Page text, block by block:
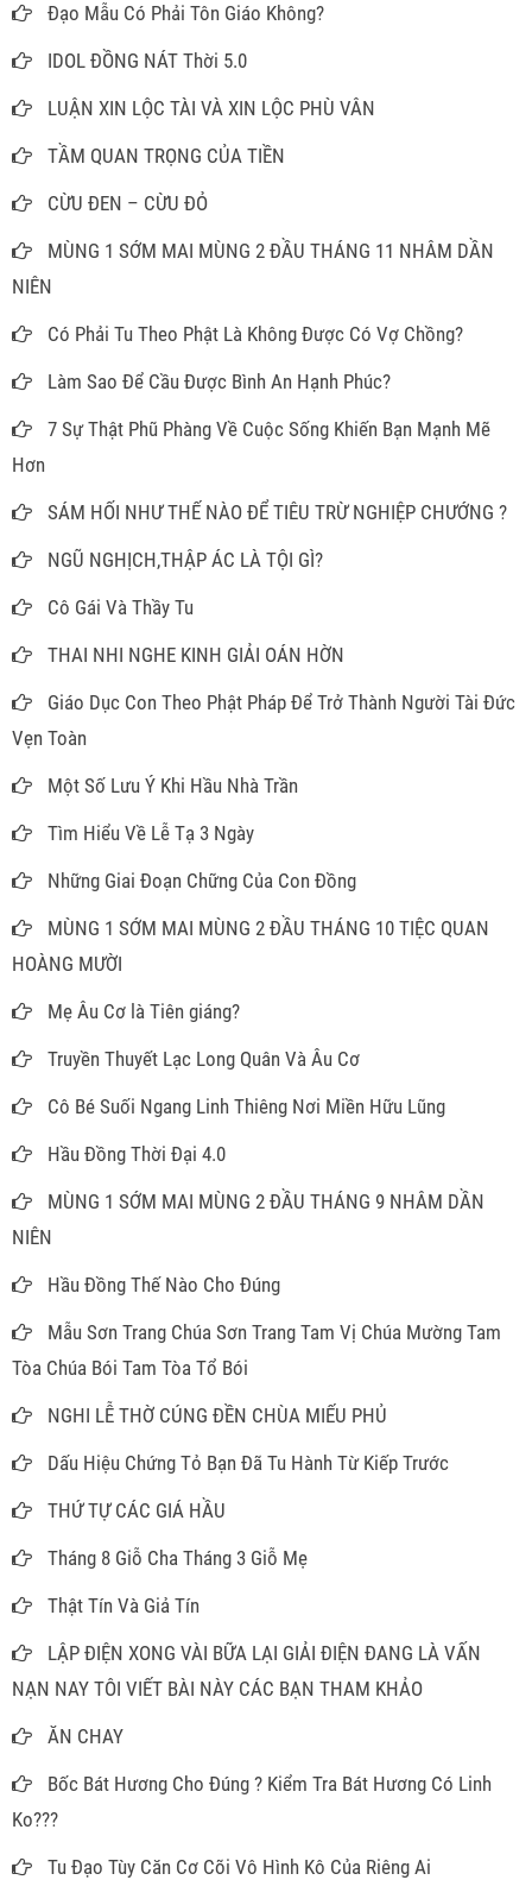
Đạo Mẫu Có Phải Tôn Giáo Không?
IDOL ĐỒNG NÁT Thời 5.0
LUẬN XIN LỘC TÀI VÀ XIN LỘC PHÙ VÂN
TẦM QUAN TRỌNG CỦA TIỀN
CỪU ĐEN – CỪU ĐỎ
MÙNG 1 SỚM MAI MÙNG 2 ĐẦU THÁNG 11 NHÂM DẦN
NIÊN
Có Phải Tu Theo Phật Là Không Được Có Vợ Chồng?
Làm Sao Để Cầu Được Bình An Hạnh Phúc?
7 Sự Thật Phũ Phàng Về Cuộc Sống Khiến Bạn Mạnh Mẽ
Hơn
SÁM HỐI NHƯ THẾ NÀO ĐỂ TIÊU TRỪ NGHIỆP CHƯỚNG ?
NGŨ NGHỊCH,THẬP ÁC LÀ TỘI GÌ?
Cô Gái Và Thầy Tu
THAI NHI NGHE KINH GIẢI OÁN HỜN
Giáo Dục Con Theo Phật Pháp Để Trở Thành Người Tài Đức
Vẹn Toàn
Một Số Lưu Ý Khi Hầu Nhà Trần
Tìm Hiểu Về Lễ Tạ 3 Ngày
Những Giai Đoạn Chững Của Con Đồng
MÙNG 1 SỚM MAI MÙNG 2 ĐẦU THÁNG 10 TIỆC QUAN
HOÀNG MƯỜI
Mẹ Âu Cơ là Tiên giáng?
Truyền Thuyết Lạc Long Quân Và Âu Cơ
Cô Bé Suối Ngang Linh Thiêng Nơi Miền Hữu Lũng
Hầu Đồng Thời Đại 4.0
MÙNG 1 SỚM MAI MÙNG 2 ĐẦU THÁNG 9 NHÂM DẦN
NIÊN
Hầu Đồng Thế Nào Cho Đúng
Mẫu Sơn Trang Chúa Sơn Trang Tam Vị Chúa Mường Tam
Tòa Chúa Bói Tam Tòa Tổ Bói
NGHI LỄ THỜ CÚNG ĐỀN CHÙA MIẾU PHỦ
Dấu Hiệu Chứng Tỏ Bạn Đã Tu Hành Từ Kiếp Trước
THỨ TỰ CÁC GIÁ HẦU
Tháng 8 Giỗ Cha Tháng 3 Giỗ Mẹ
Thật Tín Và Giả Tín
LẬP ĐIỆN XONG VÀI BỮA LẠI GIẢI ĐIỆN ĐANG LÀ VẤN
NẠN NAY TÔI VIẾT BÀI NÀY CÁC BẠN THAM KHẢO
ĂN CHAY
Bốc Bát Hương Cho Đúng ? Kiểm Tra Bát Hương Có Linh
Ko???
Tu Đạo Tùy Căn Cơ Cõi Vô Hình Kô Của Riêng Ai